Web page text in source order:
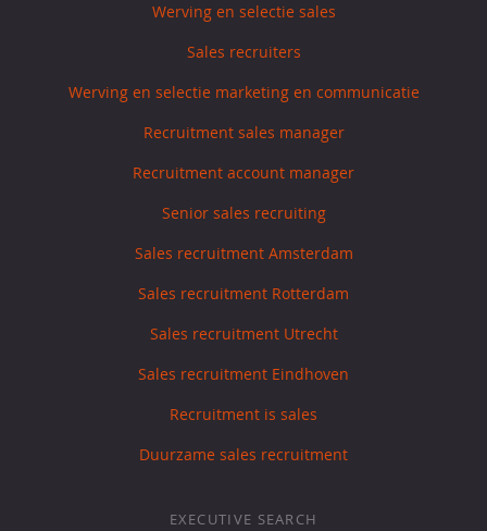
Werving en selectie sales
Sales recruiters
Werving en selectie marketing en communicatie
Recruitment sales manager
Recruitment account manager
Senior sales recruiting
Sales recruitment Amsterdam
Sales recruitment Rotterdam
Sales recruitment Utrecht
Sales recruitment Eindhoven
Recruitment is sales
Duurzame sales recruitment
EXECUTIVE SEARCH